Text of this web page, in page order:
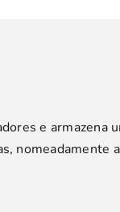
e armazena
nomeadamente